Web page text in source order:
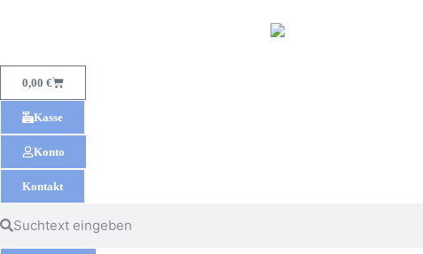
0,00 €
Kasse
Konto
Kontakt